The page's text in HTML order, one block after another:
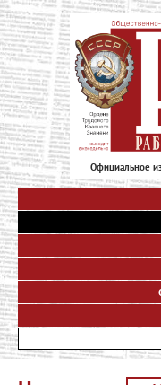
Официальное